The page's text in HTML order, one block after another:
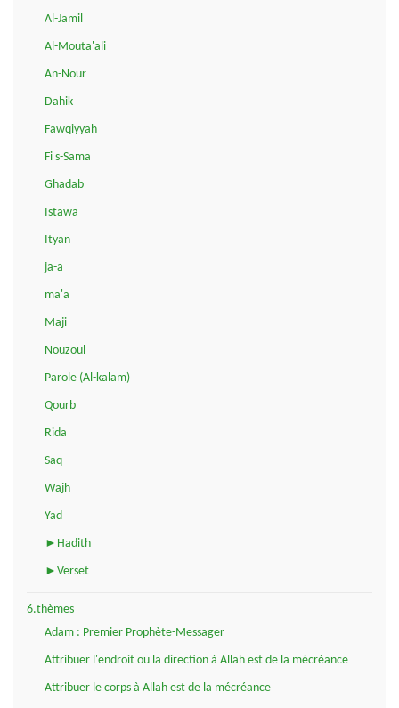
Al-Jamil
Al-Mouta'ali
An-Nour
Dahik
Fawqiyyah
Fi s-Sama
Ghadab
Istawa
Ityan
ja-a
ma'a
Maji
Nouzoul
Parole (Al-kalam)
Qourb
Rida
Saq
Wajh
Yad
►Hadith
►Verset
6.thèmes
Adam : Premier Prophète-Messager
Attribuer l'endroit ou la direction à Allah est de la mécréance
Attribuer le corps à Allah est de la mécréance